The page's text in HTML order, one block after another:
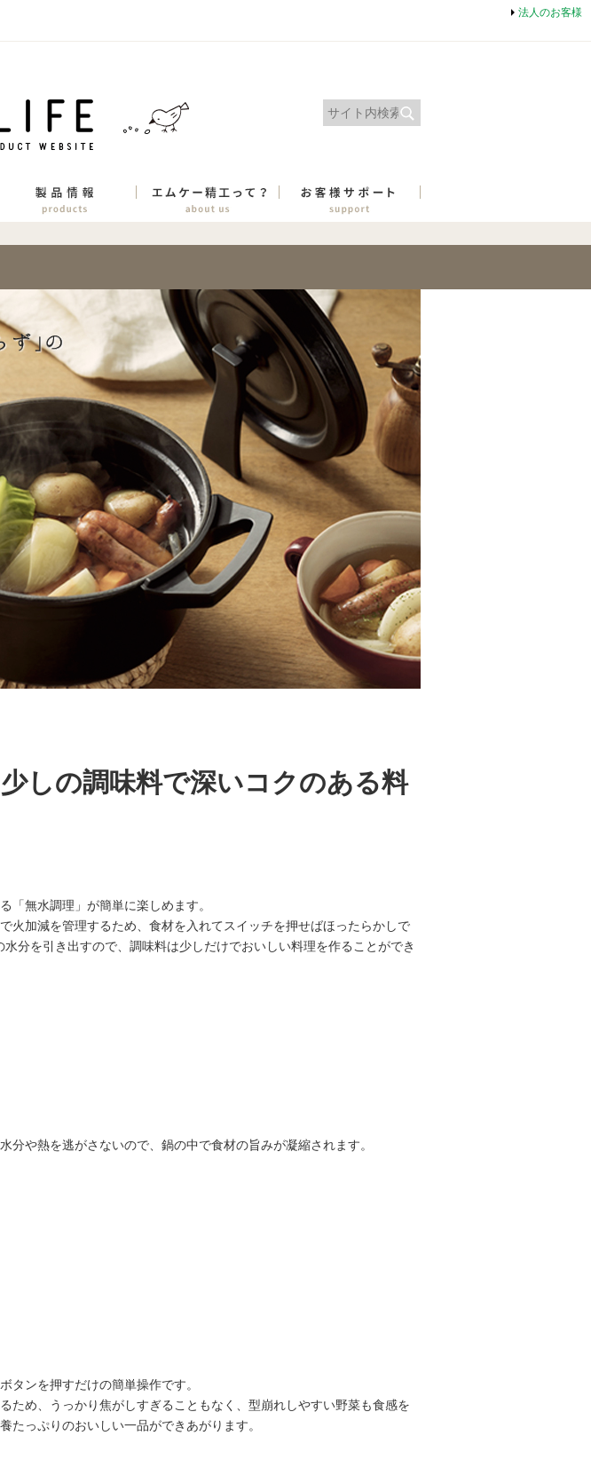
法人のお客様
しの調味料で深いコクのある料
「無水調理」が簡単に楽しめます。
火加減を管理するため、食材を入れてスイッチを押せばほったらかしで
水分を引き出すので、調味料は少しだけでおいしい料理を作ることができ
分や熱を逃がさないので、鍋の中で食材の旨みが凝縮されます。
タンを押すだけの簡単操作です。
ため、うっかり焦がしすぎることもなく、型崩れしやすい野菜も食感を
たっぷりのおいしい一品ができあがります。